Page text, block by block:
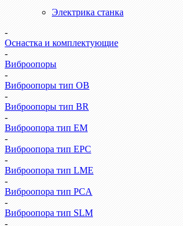
Электрика станка
-
Оснастка и комплектующие
-
Виброопоры
-
Виброопоры тип ОВ
-
Виброопоры тип BR
-
Виброопора тип EM
-
Виброопора тип EPC
-
Виброопора тип LME
-
Виброопора тип PCA
-
Виброопора тип SLM
-